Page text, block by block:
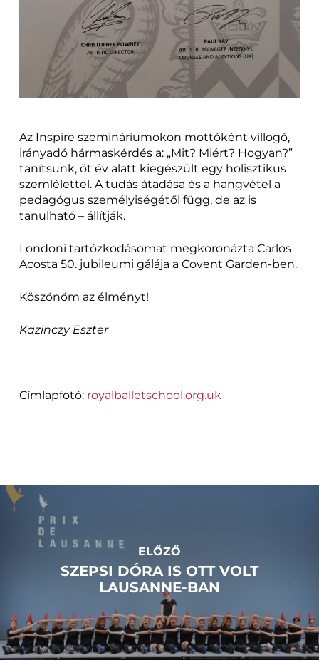
Az Inspire szemináriumokon mottóként villogó,
irányadó hármaskérdés a: „Mit? Miért? Hogyan?”
tanítsunk, öt év alatt kiegészült egy holisztikus
szemlélettel. A tudás átadása és a hangvétel a
pedagógus személyiségétől függ, de az is
tanulható – állítják.
Londoni tartózkodásomat megkoronázta Carlos
Acosta 50. jubileumi gálája a Covent Garden-ben.
Köszönöm az élményt!
Kazinczy Eszter
Címlapfotó: royalballetschool.org.uk
ELŐZŐ
SZEPSI DÓRA IS OTT VOLT
LAUSANNE-BAN